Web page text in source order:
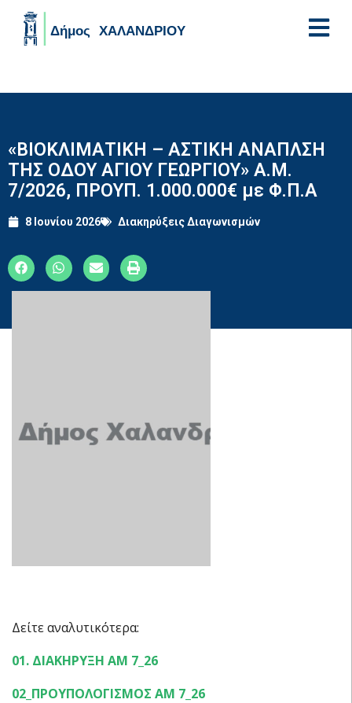
«ΒΙΟΚΛΙΜΑΤΙΚΗ – ΑΣΤΙΚΗ ΑΝΑΠΛΣΗ
ΤΗΣ ΟΔΟΥ ΑΓΙΟΥ ΓΕΩΡΓΙΟΥ» Α.Μ.
7/2026, ΠΡΟΥΠ. 1.000.000€ με Φ.Π.Α
8 Ιουνίου 2026 Διακηρύξεις Διαγωνισμών
Δείτε αναλυτικότερα:
01. ΔΙΑΚΗΡΥΞΗ ΑΜ 7_26
02_ΠΡΟΥΠΟΛΟΓΙΣΜΟΣ ΑΜ 7_26